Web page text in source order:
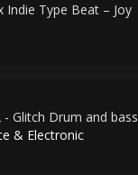
Indie Type Beat – Joy
- Glitch Drum and bass
& Electronic